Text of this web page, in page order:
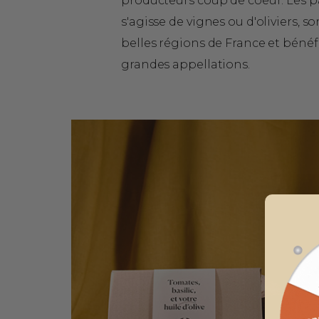
s'agisse de vignes ou d'oliviers,
belles régions de France et
grandes appellations.